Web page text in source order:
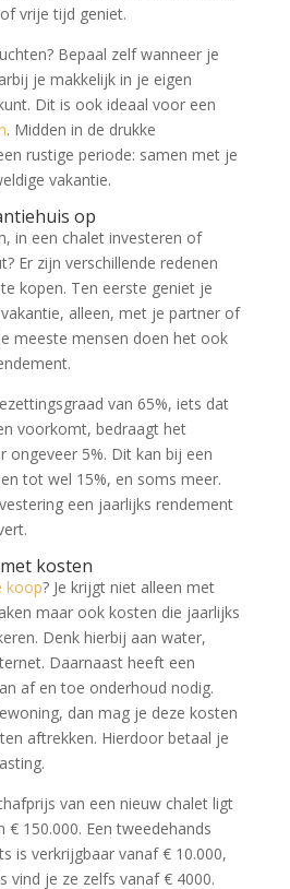
vrije tijd geniet.
Bepaal zelf wanneer je
je makkelijk in je eigen
Dit is ook ideaal voor een
. Midden in de drukke
rustige periode: samen met je
vakantie.
op
in een chalet investeren of
Er zijn verschillende redenen
kopen. Ten eerste geniet je
alleen, met je partner of
meeste mensen doen het ook
van 65%, iets dat
voorkomt, bedraagt het
ongeveer 5%. Dit kan bij een
tot wel 15%, en soms meer.
een jaarlijks rendement
kosten
koop? Je krijgt niet alleen met
maar ook kosten die jaarlijks
Denk hierbij aan water,
Daarnaast heeft een
af en toe onderhoud nodig.
dan mag je deze kosten
aftrekken. Hierdoor betaal je
van een nieuw chalet ligt
€ 150.000. Een tweedehands
is verkrijgbaar vanaf € 10.000,
vind je ze zelfs vanaf € 4000.